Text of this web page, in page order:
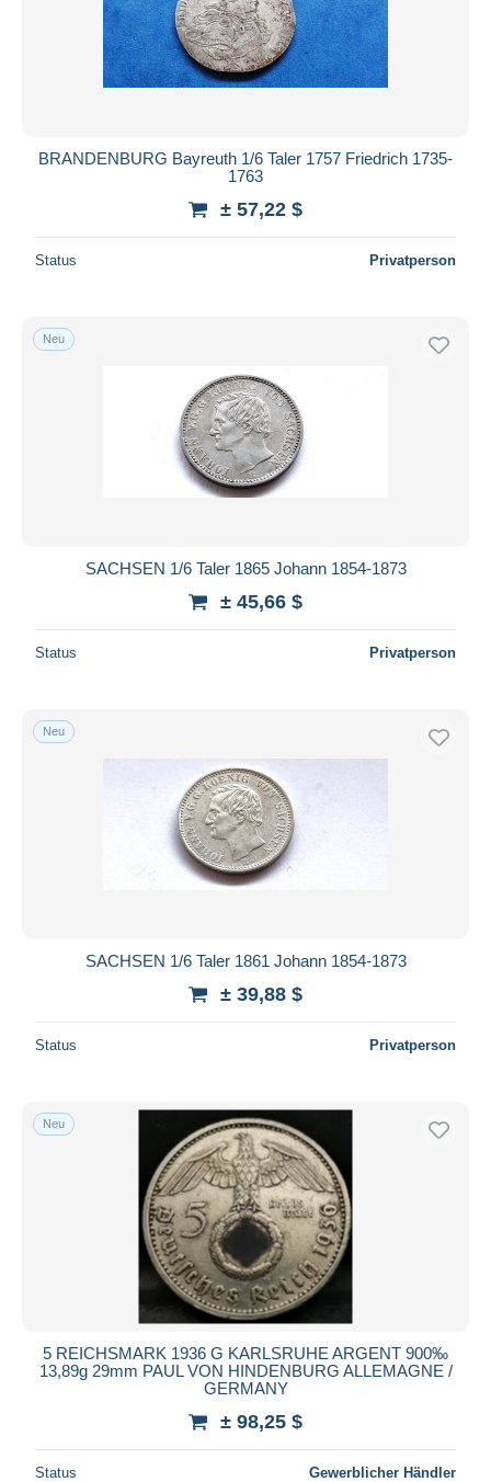
BRANDENBURG Bayreuth 1/6 Taler 1757 Friedrich 1735-
1763
± 57,22 $
Status Privatperson
Neu
SACHSEN 1/6 Taler 1865 Johann 1854-1873
± 45,66 $
Status Privatperson
Neu
SACHSEN 1/6 Taler 1861 Johann 1854-1873
± 39,88 $
Status Privatperson
Neu
5 REICHSMARK 1936 G KARLSRUHE ARGENT 900‰
13,89g 29mm PAUL VON HINDENBURG ALLEMAGNE /
GERMANY
± 98,25 $
Status Gewerblicher Händler